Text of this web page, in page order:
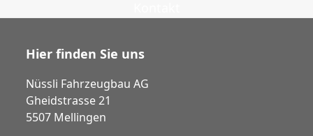
Hier finden Sie uns
Nüssli Fahrzeugbau AG
Gheidstrasse 21
5507 Mellingen